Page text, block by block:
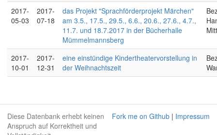
2017-
05-03
2017-
07-18
das Projekt "Sprachförderprojekt Märchen"
am 3.5., 17.5., 29.5., 6.6., 20.6., 27.6., 4.7.,
11.7. und 18.7.2017 in der Bücherhalle
Mümmelmannsberg
2017-
10-01
2017-
12-31
eine einstündige Kindertheatervorstellung in
der Weihnachtszeit
Fork me on Github | Impressum
Diese Datenbank erhebt keinen
Anspruch auf Korrektheit und